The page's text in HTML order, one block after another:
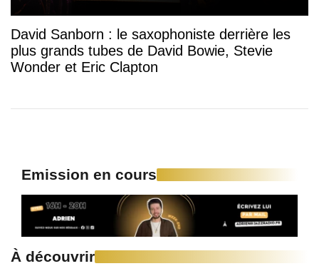
David Sanborn : le saxophoniste derrière les
plus grands tubes de David Bowie, Stevie
Wonder et Eric Clapton
Emission en cours
À découvrir